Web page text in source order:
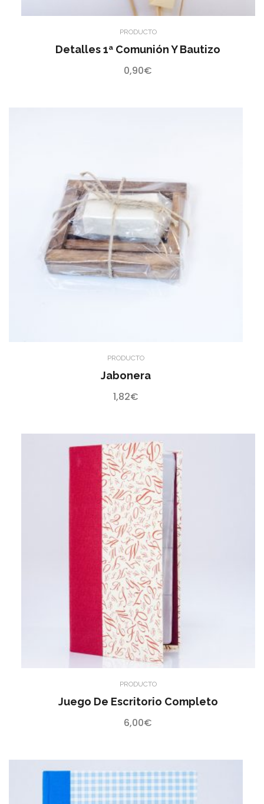
PRODUCTO
Detalles 1ª Comunión Y Bautizo
0,90€
PRODUCTO
Jabonera
1,82€
PRODUCTO
Juego De Escritorio Completo
6,00€